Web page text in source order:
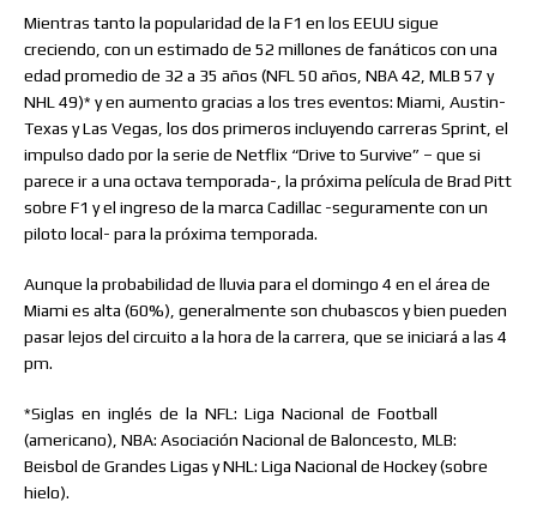
Mientras tanto la popularidad de la F1 en los EEUU sigue
creciendo, con un estimado de 52 millones de fanáticos con una
edad promedio de 32 a 35 años (NFL 50 años, NBA 42, MLB 57 y
NHL 49)* y en aumento gracias a los tres eventos: Miami, Austin-
Texas y Las Vegas, los dos primeros incluyendo carreras Sprint, el
impulso dado por la serie de Netflix “Drive to Survive” – que si
parece ir a una octava temporada-, la próxima película de Brad Pitt
sobre F1 y el ingreso de la marca Cadillac -seguramente con un
piloto local- para la próxima temporada.
Aunque la probabilidad de lluvia para el domingo 4 en el área de
Miami es alta (60%), generalmente son chubascos y bien pueden
pasar lejos del circuito a la hora de la carrera, que se iniciará a las 4
pm.
*Siglas en inglés de la NFL: Liga Nacional de Football
(americano), NBA: Asociación Nacional de Baloncesto, MLB:
Beisbol de Grandes Ligas y NHL: Liga Nacional de Hockey (sobre
hielo).